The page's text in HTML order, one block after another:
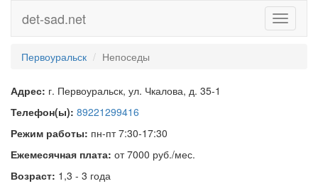
Toggle
det-sad.net
Первоуральск Непоседы
Адрес: г. Первоуральск, ул. Чкалова, д. 35-1
Телефон(ы): 89221299416
Режим работы: пн-пт 7:30-17:30
Ежемесячная плата: от 7000 руб./мес.
Возраст: 1,3 - 3 года